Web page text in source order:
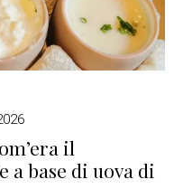
il
base di uova di